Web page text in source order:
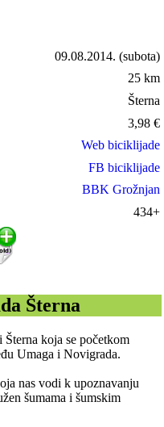
09.08.2014. (subota)
25 km
Šterna
3,98 €
Web biciklijade
FB biciklijade
BBK Grožnjan
434+
Šterna
koja se početkom
Umaga i Novigrada.
nas vodi k upoznavanju
šumama i šumskim